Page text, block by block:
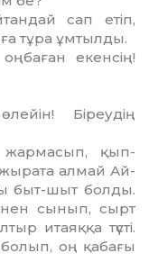
сап етіп,
тұра ұм­тылды.
екенсің!
Біреудің
жармасып, қып-
алмай Ай­
быт-шыт болды.
сы­нып, сырт
итаяққа түсті.
оң қабағы